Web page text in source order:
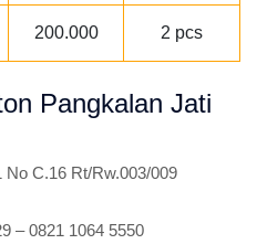
200.000 2 pcs
Pangkalan Jati
C.16 Rt/Rw.003/009
– 0821 1064 5550